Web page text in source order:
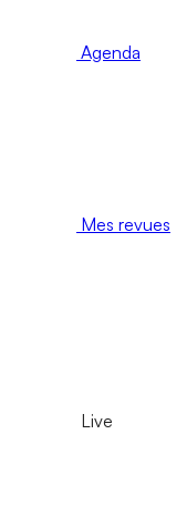
Agenda
Mes revues
Live